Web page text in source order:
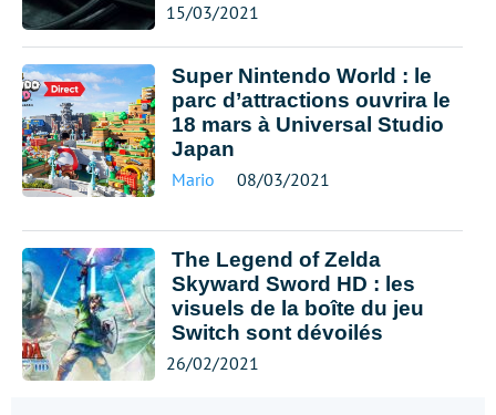
15/03/2021
Super Nintendo World : le
parc d’attractions ouvrira le
18 mars à Universal Studio
Japan
Mario 08/03/2021
The Legend of Zelda
Skyward Sword HD : les
visuels de la boîte du jeu
Switch sont dévoilés
26/02/2021